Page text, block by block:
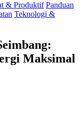
& Produktif Panduan
Teknologi &
Maksimal